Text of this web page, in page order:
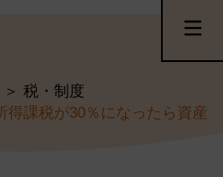
税・制度
得課税が30％になったら資産